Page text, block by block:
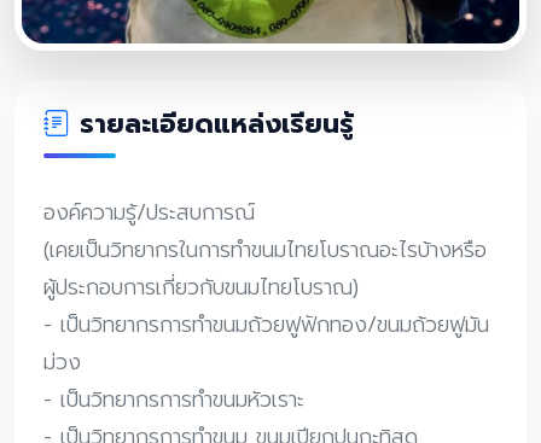
รายละเอียดแหล่งเรียนรู้
องค์ความรู้/ประสบการณ์
(เคยเป็นวิทยากรในการทำขนมไทยโบราณอะไรบ้างหรือ
ผู้ประกอบการเกี่ยวกับขนมไทยโบราณ)
- เป็นวิทยากรการทำขนมถ้วยฟูฟักทอง/ขนมถ้วยฟูมัน
ม่วง
- เป็นวิทยากรการทำขนมหัวเราะ